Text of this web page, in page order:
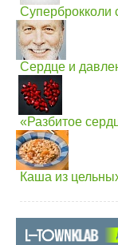
Суперброкколи
Сердце и
«Разбитое
Каша из